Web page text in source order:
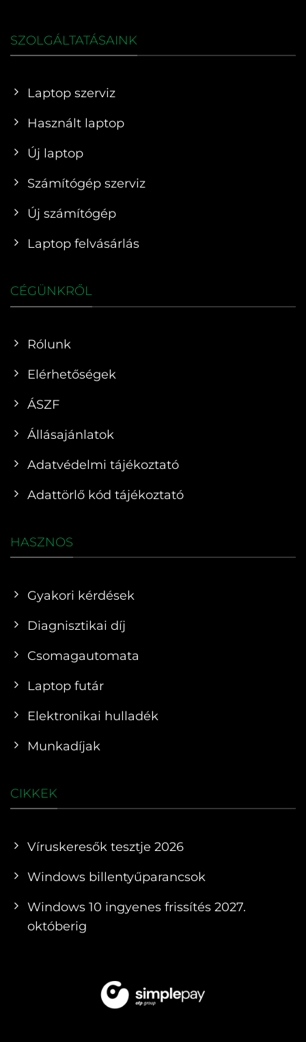
SZOLGÁLTATÁSAINK
Laptop szerviz
Használt laptop
Új laptop
Számítógép szerviz
Új számítógép
Laptop felvásárlás
CÉGÜNKRŐL
Rólunk
Elérhetőségek
ÁSZF
Állásajánlatok
Adatvédelmi tájékoztató
Adattörlő kód tájékoztató
HASZNOS
Gyakori kérdések
Diagnisztikai díj
Csomagautomata
Laptop futár
Elektronikai hulladék
Munkadíjak
CIKKEK
Víruskeresők tesztje 2026
Windows billentyűparancsok
Windows 10 ingyenes frissítés 2027.
októberig